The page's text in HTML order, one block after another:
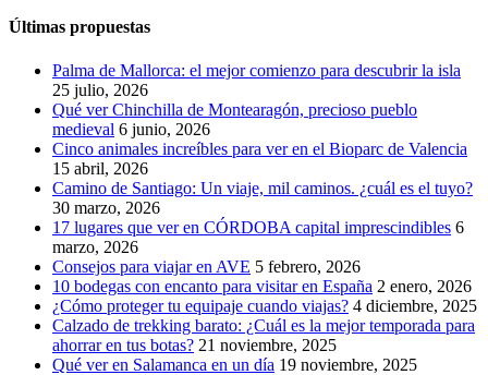
Últimas propuestas
Palma de Mallorca: el mejor comienzo para descubrir la isla
25 julio, 2026
Qué ver Chinchilla de Montearagón, precioso pueblo
medieval 6 junio, 2026
Cinco animales increíbles para ver en el Bioparc de Valencia
15 abril, 2026
Camino de Santiago: Un viaje, mil caminos. ¿cuál es el tuyo?
30 marzo, 2026
17 lugares que ver en CÓRDOBA capital imprescindibles 6
marzo, 2026
Consejos para viajar en AVE 5 febrero, 2026
10 bodegas con encanto para visitar en España 2 enero, 2026
¿Cómo proteger tu equipaje cuando viajas? 4 diciembre, 2025
Calzado de trekking barato: ¿Cuál es la mejor temporada para
ahorrar en tus botas? 21 noviembre, 2025
Qué ver en Salamanca en un día 19 noviembre, 2025